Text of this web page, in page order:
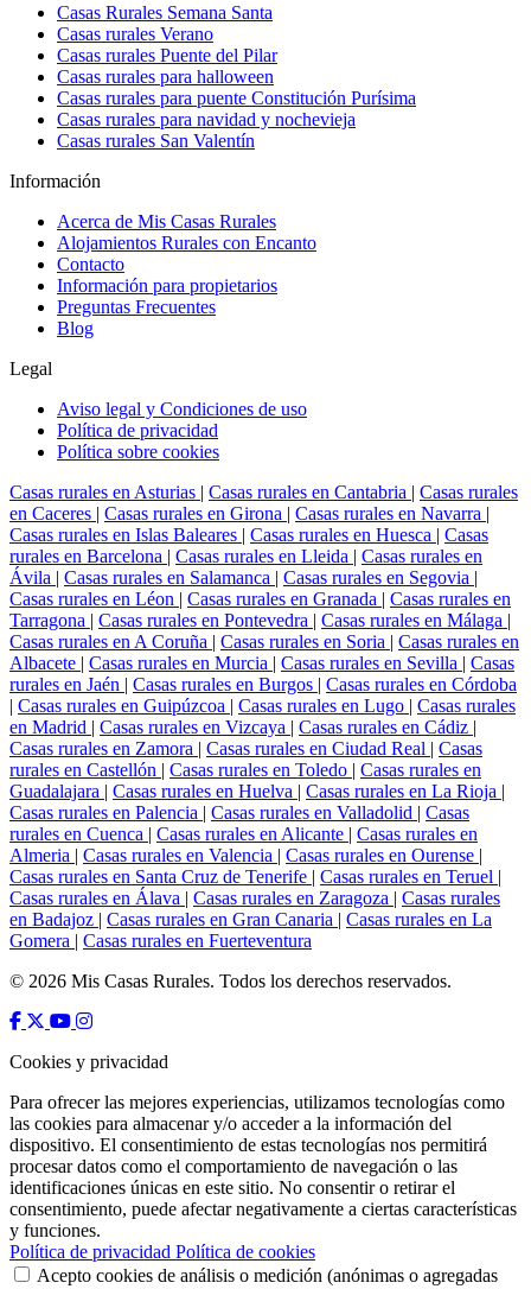
Casas Rurales Semana Santa
Casas rurales Verano
Casas rurales Puente del Pilar
Casas rurales para halloween
Casas rurales para puente Constitución Purísima
Casas rurales para navidad y nochevieja
Casas rurales San Valentín
Información
Acerca de Mis Casas Rurales
Alojamientos Rurales con Encanto
Contacto
Información para propietarios
Preguntas Frecuentes
Blog
Legal
Aviso legal y Condiciones de uso
Política de privacidad
Política sobre cookies
Casas rurales en Asturias | Casas rurales en Cantabria | Casas rurales
en Caceres | Casas rurales en Girona | Casas rurales en Navarra |
Casas rurales en Islas Baleares | Casas rurales en Huesca | Casas
rurales en Barcelona | Casas rurales en Lleida | Casas rurales en
Ávila | Casas rurales en Salamanca | Casas rurales en Segovia |
Casas rurales en Léon | Casas rurales en Granada | Casas rurales en
Tarragona | Casas rurales en Pontevedra | Casas rurales en Málaga |
Casas rurales en A Coruña | Casas rurales en Soria | Casas rurales en
Albacete | Casas rurales en Murcia | Casas rurales en Sevilla | Casas
rurales en Jaén | Casas rurales en Burgos | Casas rurales en Córdoba
| Casas rurales en Guipúzcoa | Casas rurales en Lugo | Casas rurales
en Madrid | Casas rurales en Vizcaya | Casas rurales en Cádiz |
Casas rurales en Zamora | Casas rurales en Ciudad Real | Casas
rurales en Castellón | Casas rurales en Toledo | Casas rurales en
Guadalajara | Casas rurales en Huelva | Casas rurales en La Rioja |
Casas rurales en Palencia | Casas rurales en Valladolid | Casas
rurales en Cuenca | Casas rurales en Alicante | Casas rurales en
Almeria | Casas rurales en Valencia | Casas rurales en Ourense |
Casas rurales en Santa Cruz de Tenerife | Casas rurales en Teruel |
Casas rurales en Álava | Casas rurales en Zaragoza | Casas rurales
en Badajoz | Casas rurales en Gran Canaria | Casas rurales en La
Gomera | Casas rurales en Fuerteventura
© 2026 Mis Casas Rurales. Todos los derechos reservados.
Cookies y privacidad
Para ofrecer las mejores experiencias, utilizamos tecnologías como
las cookies para almacenar y/o acceder a la información del
dispositivo. El consentimiento de estas tecnologías nos permitirá
procesar datos como el comportamiento de navegación o las
identificaciones únicas en este sitio. No consentir o retirar el
consentimiento, puede afectar negativamente a ciertas características
y funciones.
Política de privacidad Política de cookies
Acepto cookies de análisis o medición (anónimas o agregadas